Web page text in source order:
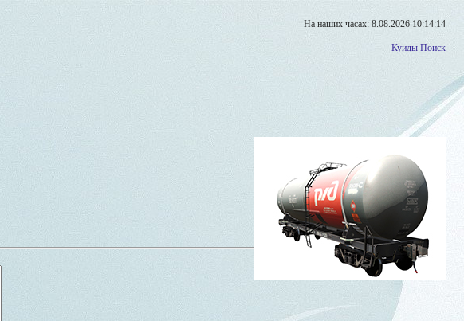
На наших часах: 8.08.2026 10:14:14
Куиды Поиск